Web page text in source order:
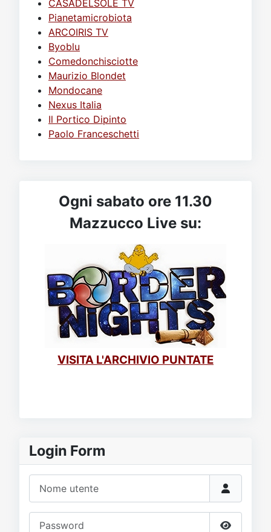
Login Form
CASADELSOLE TV
Pianetamicrobiota
ARCOIRIS TV
Byoblu
Comedonchisciotte
Maurizio Blondet
Mondocane
Nexus Italia
Il Portico Dipinto
Paolo Franceschetti
Ogni sabato ore 11.30
Mazzucco Live su:
VISITA L'ARCHIVIO PUNTATE